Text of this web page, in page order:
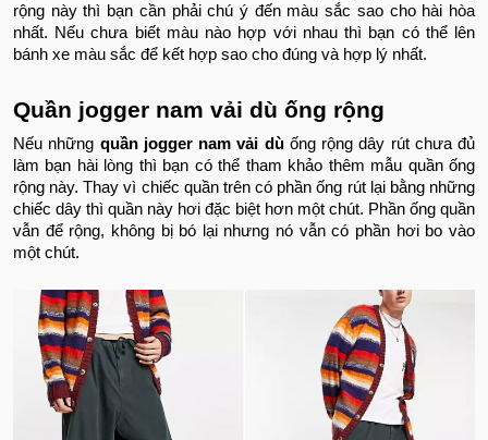
rộng này thì bạn cần phải chú ý đến màu sắc sao cho hài hòa
nhất. Nếu chưa biết màu nào hợp với nhau thì bạn có thể lên
bánh xe màu sắc để kết hợp sao cho đúng và hợp lý nhất.
Quần jogger nam vải dù ống rộng
Nếu những quần jogger nam vải dùống rộng dây rút chưa đủ
làm bạn hài lòng thì bạn có thể tham khảo thêm mẫu quần ống
rộng này. Thay vì chiếc quần trên có phần ống rút lại bằng những
chiếc dây thì quần này hơi đặc biệt hơn một chút. Phần ống quần
vẫn để rộng, không bị bó lại nhưng nó vẫn có phần hơi bo vào
một chút.